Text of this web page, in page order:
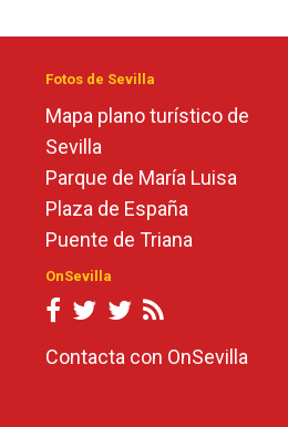
Fotos de Sevilla
Mapa plano turístico de
Sevilla
Parque de María Luisa
Plaza de España
Puente de Triana
OnSevilla
Contacta con OnSevilla